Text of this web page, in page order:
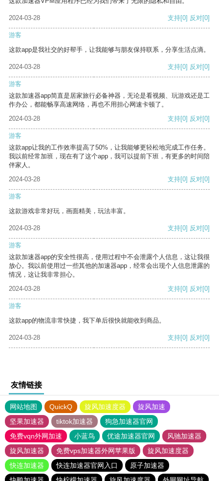
2024-03-28 支持[0] 反对[0]
游客
这款app是我社交的好帮手，让我能够与朋友保持联系，分享生活点滴。
2024-03-28 支持[0] 反对[0]
游客
这款加速器app简直是居家旅行必备神器，无论是看视频、玩游戏还是工
作办公，都能畅享高速网络，再也不用担心网速卡顿了。
2024-03-28
支持[0] 反对[0]
游客
这款app让我的工作效率提高了50%，让我能够更轻松地完成工作任务。
我以前经常加班，现在有了这个app，我可以提前下班，有更多的时间陪
伴家人。
2024-03-28
支持[0] 反对[0]
游客
这款游戏非常好玩，画面精美，玩法丰富。
2024-03-28 支持[0] 反对[0]
游客
这款加速器app的安全性很高，使用过程中不会泄露个人信息，这让我很
放心。我以前使用过一些其他的加速器app，经常会出现个人信息泄露的
情况，这让我非常担心。
2024-03-28
支持[0] 反对[0]
游客
这款app的物流非常快捷，我下单后很快就能收到商品。
2024-03-28 支持[0] 反对[0]
友情链接
网站地图 QuickQ 旋风加速度器
旋风加速
坚果加速器
tiktok加速器
狗急加速器官网
免费vqn外网加速
小蓝鸟 优途加速器官网
风驰加速器
旋风加速器
免费vps加速器外网苹果版
旋风加速度器
快连加速器
快连加速器官网入口
原子加速器